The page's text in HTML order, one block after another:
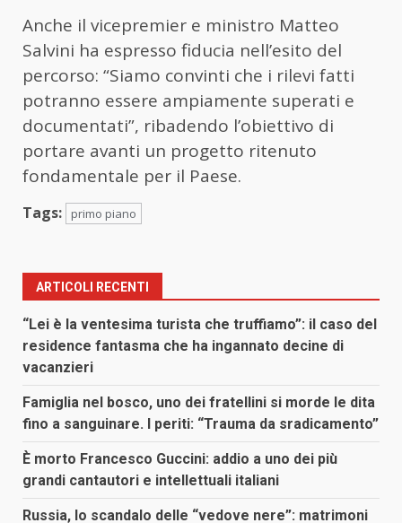
Anche il vicepremier e ministro Matteo
Salvini ha espresso fiducia nell’esito del
percorso: “Siamo convinti che i rilevi fatti
potranno essere ampiamente superati e
documentati”, ribadendo l’obiettivo di
portare avanti un progetto ritenuto
fondamentale per il Paese.
Tags: primo piano
ARTICOLI RECENTI
“Lei è la ventesima turista che truffiamo”: il caso del
residence fantasma che ha ingannato decine di
vacanzieri
Famiglia nel bosco, uno dei fratellini si morde le dita
fino a sanguinare. I periti: “Trauma da sradicamento”
È morto Francesco Guccini: addio a uno dei più
grandi cantautori e intellettuali italiani
Russia, lo scandalo delle “vedove nere”: matrimoni